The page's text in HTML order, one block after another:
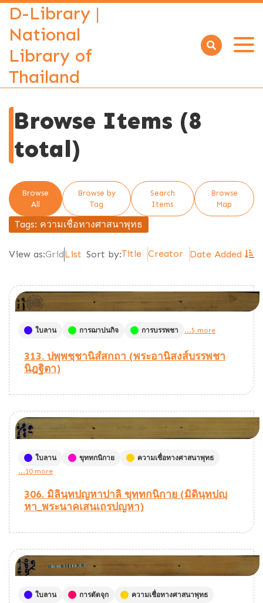
D-Library |
National
Library of
Thailand
Open
Browse Items (8
total)
Browse
All
Browse by
Tag
Search
Items
Browse
Map
Tags: ความเชื่อทางศาสนาพุทธ
View as:GridList Sort by:Title Creator Date Added
ใบลาน การฌาปนกิจ การบรรพชา ...5 more
313. ปพฺพชฺชานิสํสกถา (พระอานิสงส์บรรพชา
นิฎฐิตา)
ใบลาน ขุททกนิกาย
ความเชื่อทางศาสนาพุทธ
...10 more
306. มิลินฺทปญหาปาลิ ขุทฺทกนิกาย (มิดินฺทปญฺ
หา_พระนาคเสนเถรปญหา)
ใบลาน การตัดจุก
ความเชื่อทางศาสนาพุทธ